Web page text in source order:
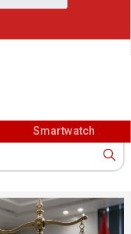
Smartwatch